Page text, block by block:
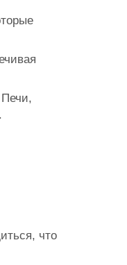
что